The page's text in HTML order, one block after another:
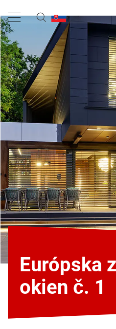
Európska
okien č. 1